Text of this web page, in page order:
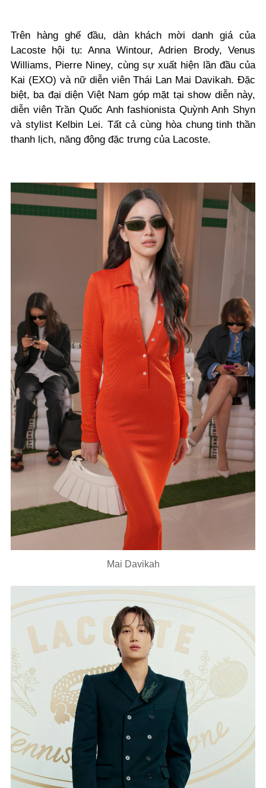
Trên hàng ghế đầu, dàn khách mời danh giá của
Lacoste hội tụ: Anna Wintour, Adrien Brody, Venus
Williams, Pierre Niney, cùng sự xuất hiện lần đầu của
Kai (EXO) và nữ diễn viên Thái Lan Mai Davikah. Đặc
biệt, ba đại diện Việt Nam góp mặt tại show diễn này,
diễn viên Trần Quốc Anh fashionista Quỳnh Anh Shyn
và stylist Kelbin Lei. Tất cả cùng hòa chung tinh thần
thanh lịch, năng động đặc trưng của Lacoste.
Mai Davikah